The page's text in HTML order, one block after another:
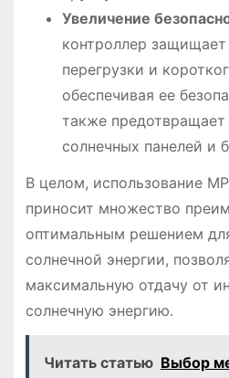
Увеличение
контроллер
перегрузки и
обеспечивая ее
также
солнечных панелей и
В целом, использование
приносит множество
оптимальным решением
солнечной энергии,
максимальную отдачу от
солнечную энергию․
Читать статью Выбор